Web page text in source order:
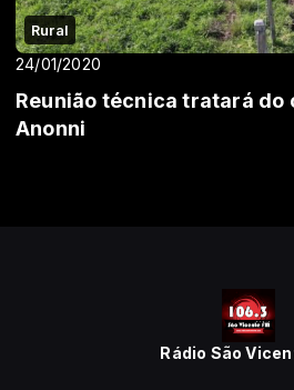
Rural
24/01/2020
Reunião técnica tratará do
Anonni
Rádio São